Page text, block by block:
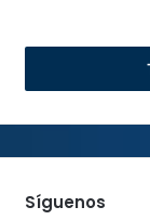
Síguenos